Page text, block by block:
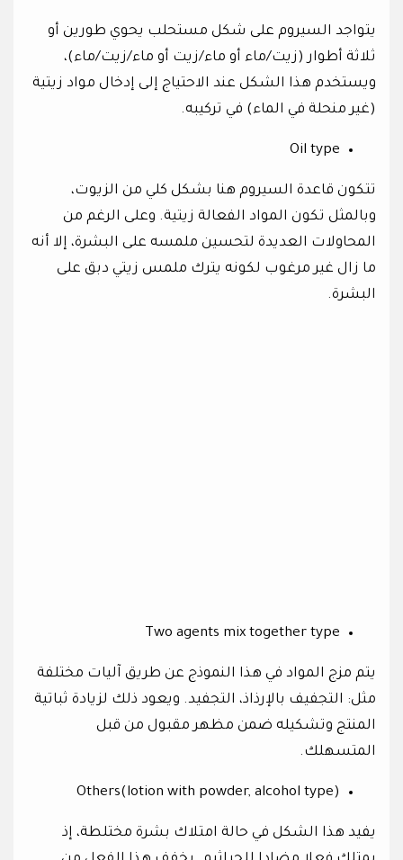
يتواجد السيروم على شكل مستحلب يحوي طورين أو
ثلاثة أطوار (زيت/ماء أو ماء/زيت أو ماء/زيت/ماء)،
ويستخدم هذا الشكل عند الاحتياج إلى إدخال مواد زيتية
(غير منحلة في الماء) في تركيبه.
Oil type
تتكون قاعدة السيروم هنا بشكل كلي من الزيوت،
وبالمثل تكون المواد الفعالة زيتية. وعلى الرغم من
المحاولات العديدة لتحسين ملمسه على البشرة، إلا أنه
ما زال غير مرغوب لكونه يترك ملمس زيتي دبق على
البشرة.
Two agents mix together type
يتم مزج المواد في هذا النموذج عن طريق آليات مختلفة
مثل: التجفيف بالإرذاذ، التجفيد. ويعود ذلك لزيادة ثباتية
المنتج وتشكيله ضمن مظهر مقبول من قبل
المتسهلك.
Others(lotion with powder, alcohol type)
يفيد هذا الشكل في حالة امتلاك بشرة مختلطة، إذ